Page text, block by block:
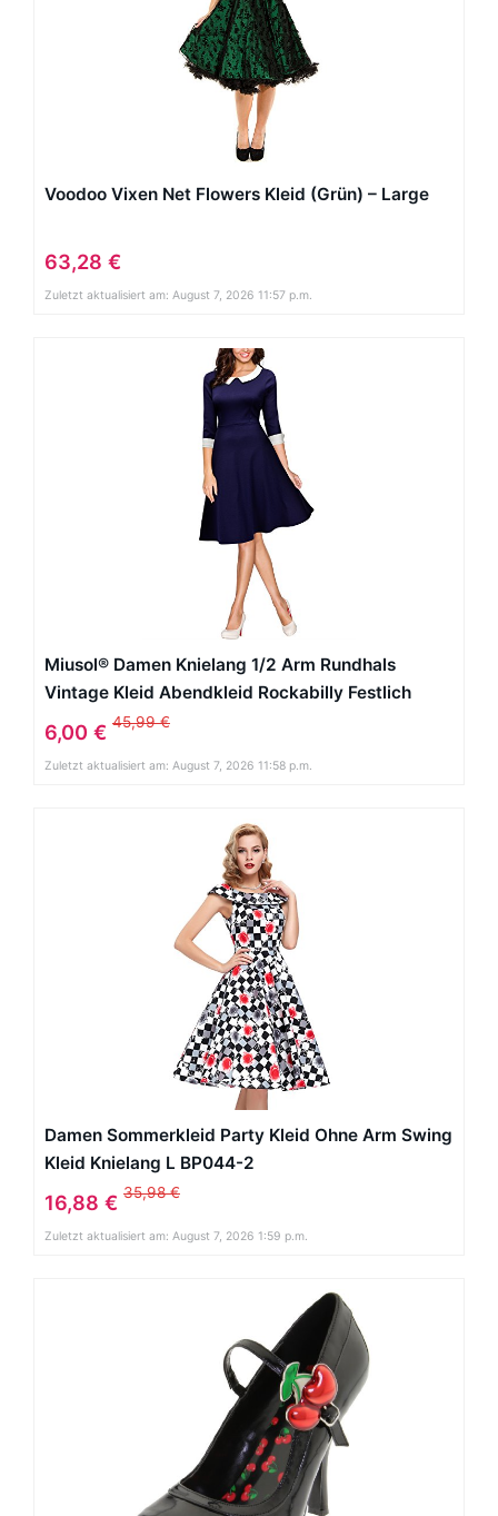
Voodoo Vixen Net Flowers Kleid (Grün) – Large
63,28 €
Zuletzt aktualisiert am: August 7, 2026 11:57 p.m.
Miusol® Damen Knielang 1/2 Arm Rundhals
Vintage Kleid Abendkleid Rockabilly Festlich
Kleider Blau Gr.XXL
6,00 € 45,99 €
Zuletzt aktualisiert am: August 7, 2026 11:58 p.m.
Damen Sommerkleid Party Kleid Ohne Arm Swing
Kleid Knielang L BP044-2
16,88 € 35,98 €
Zuletzt aktualisiert am: August 7, 2026 1:59 p.m.